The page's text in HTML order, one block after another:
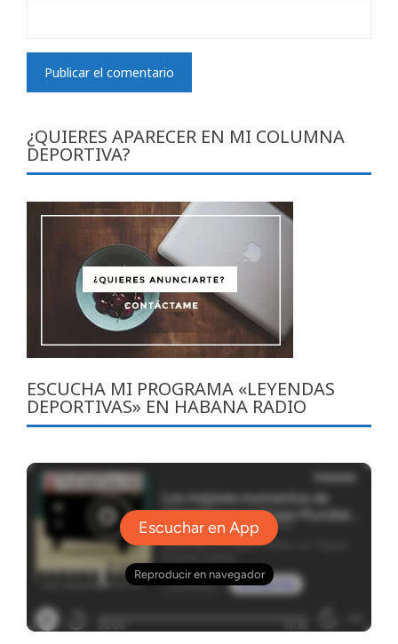
¿QUIERES APARECER EN MI COLUMNA
DEPORTIVA?
ESCUCHA MI PROGRAMA «LEYENDAS
DEPORTIVAS» EN HABANA RADIO